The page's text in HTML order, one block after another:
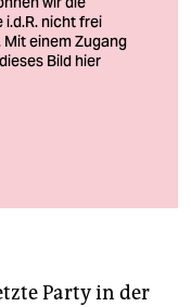
Party in der